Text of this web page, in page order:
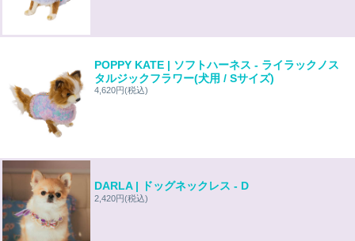
POPPY KATE | ソフトハーネス - ライラックノス
タルジックフラワー(犬用 / Sサイズ)
4,620円(税込)
DARLA | ドッグネックレス - D
2,420円(税込)